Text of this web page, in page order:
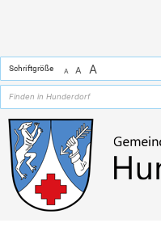
Schriftgröße A A A